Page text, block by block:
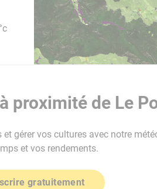
proximité de Le
gérer vos cultures avec notre
et vos rendements.
gratuitement